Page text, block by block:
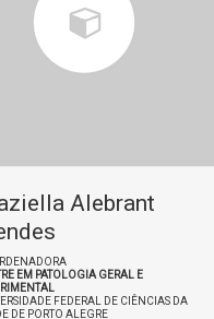
Alebrant
EM PATOLOGIA GERAL E
FEDERAL DE CIÊNCIAS DA
DE PORTO ALEGRE